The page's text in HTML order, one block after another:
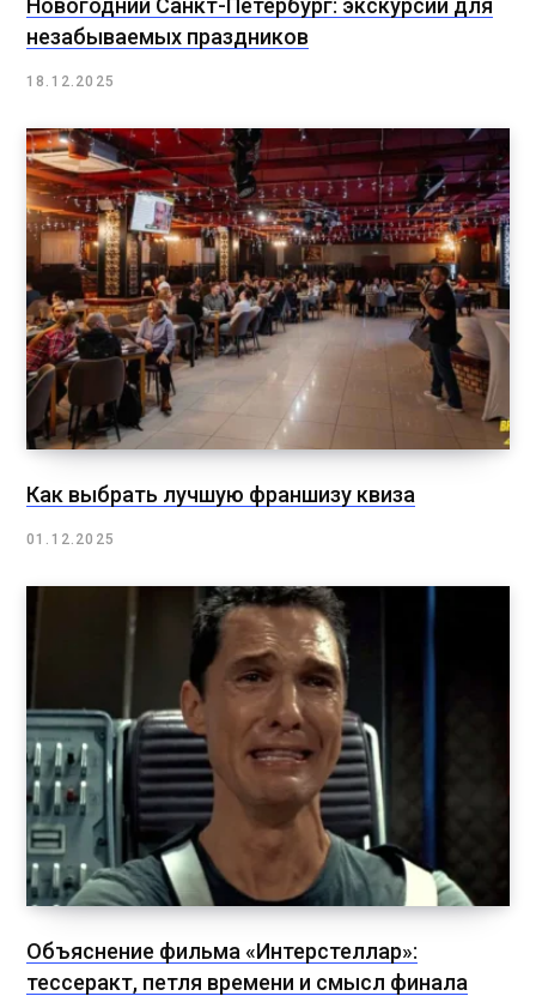
Новогодний Санкт-Петербург: экскурсии для
незабываемых праздников
18.12.2025
Как выбрать лучшую франшизу квиза
01.12.2025
Объяснение фильма «Интерстеллар»:
тессеракт, петля времени и смысл финала